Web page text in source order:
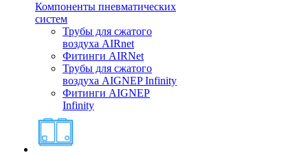
Компоненты пневматических
систем
Трубы для сжатого
воздуха AIRnet
Фитинги AIRNet
Трубы для сжатого
воздуха AIGNEP Infinity
Фитинги AIGNEP
Infinity